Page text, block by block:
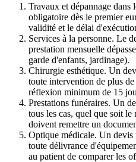
Travaux et dépannage dans
obligatoire dès le premier
validité et le délai
Services à la personne. Le
prestation mensuelle
garde d'enfants, jardinage).
Chirurgie esthétique. Un
toute intervention de plus
réflexion minimum de 15
Prestations funéraires. Un
tous les cas, quel que soit
doivent remettre un
Optique médicale. Un devis
toute délivrance
au patient de comparer les